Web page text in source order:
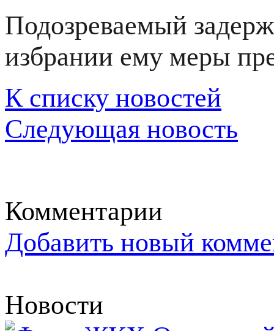
Подозреваемый
избрании ему меры
К списку новостей
Следующая новость
Комментарии
Добавить новый
Новости